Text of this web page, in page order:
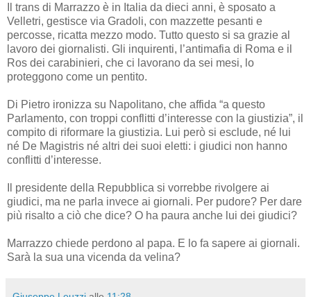
Il trans di Marrazzo è in Italia da dieci anni, è sposato a
Velletri, gestisce via Gradoli, con mazzette pesanti e
percosse, ricatta mezzo modo. Tutto questo si sa grazie al
lavoro dei giornalisti. Gli inquirenti, l’antimafia di Roma e il
Ros dei carabinieri, che ci lavorano da sei mesi, lo
proteggono come un pentito.
Di Pietro ironizza su Napolitano, che affida “a questo
Parlamento, con troppi conflitti d’interesse con la giustizia”, il
compito di riformare la giustizia. Lui però si esclude, né lui
né De Magistris né altri dei suoi eletti: i giudici non hanno
conflitti d’interesse.
Il presidente della Repubblica si vorrebbe rivolgere ai
giudici, ma ne parla invece ai giornali. Per pudore? Per dare
più risalto a ciò che dice? O ha paura anche lui dei giudici?
Marrazzo chiede perdono al papa. E lo fa sapere ai giornali.
Sarà la sua una vicenda da velina?